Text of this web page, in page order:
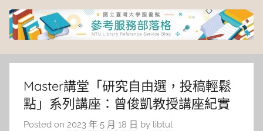
Skip
content
臺
灣
大
Master講堂「研究自由選，投稿輕鬆
點」系列講座：曾俊凱教授講座紀實
Posted on 2023 年 5 月 18 日 by libtul